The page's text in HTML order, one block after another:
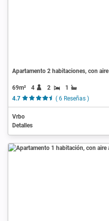
Apartamento 2 habitaciones, con
69m² 4 2
1
4.7
( 6 Reseñas )
Vrbo
Detalles